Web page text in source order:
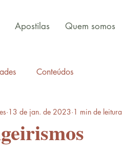
Apostilas Quem somos
Conteúdos
13 de jan. de 2023 1 min de leitura